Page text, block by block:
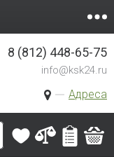
Адреса
8 (812) 448-65-75
info@ksk24.ru